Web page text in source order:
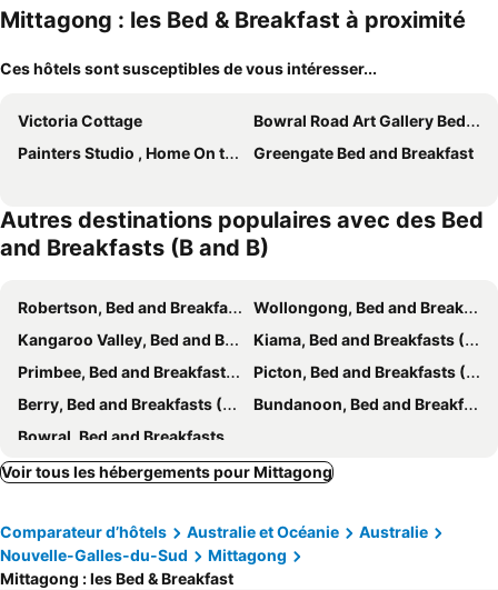
Mittagong : les Bed & Breakfast à proximité
Ces hôtels sont susceptibles de vous intéresser...
Victoria Cottage
Bowral Road Art Gallery Bed and Breakfast
Painters Studio , Home On the Hill
Greengate Bed and Breakfast
Autres destinations populaires avec des Bed
and Breakfasts (B and B)
Robertson, Bed and Breakfasts (B and B)
Wollongong, Bed and Breakfasts (B and B)
Kangaroo Valley, Bed and Breakfasts (B and B)
Kiama, Bed and Breakfasts (B and B)
Primbee, Bed and Breakfasts (B and B)
Picton, Bed and Breakfasts (B and B)
Berry, Bed and Breakfasts (B and B)
Bundanoon, Bed and Breakfasts (B and B)
Bowral, Bed and Breakfasts (B and B)
Voir tous les hébergements pour Mittagong
Comparateur d’hôtels Australie et Océanie
Australie
Nouvelle-Galles-du-Sud
Mittagong
Mittagong : les Bed & Breakfast